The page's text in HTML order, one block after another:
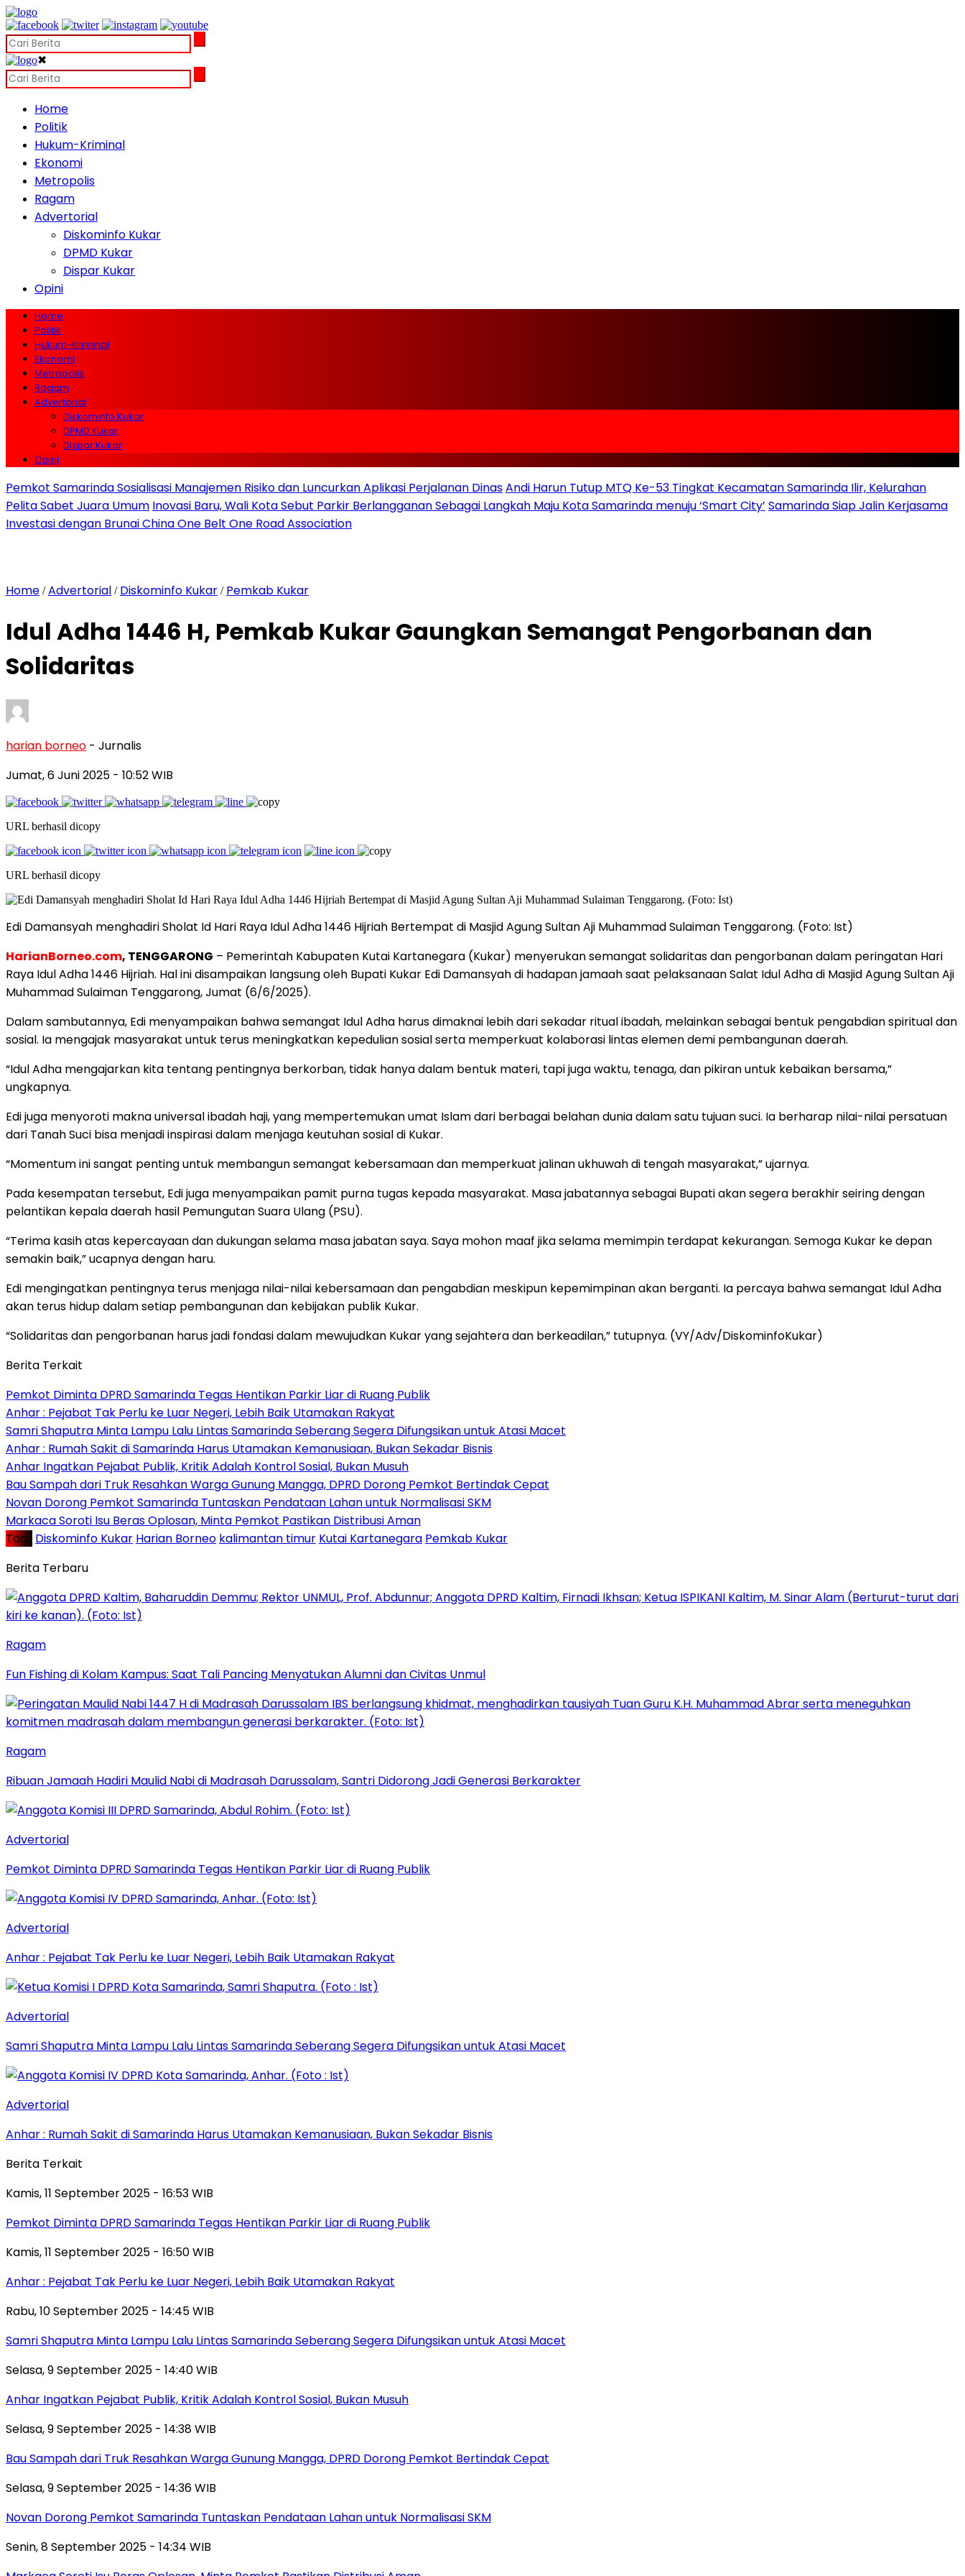
✖
Home
Politik
Hukum-Kriminal
Ekonomi
Metropolis
Ragam
Advertorial
Diskominfo Kukar
DPMD Kukar
Dispar Kukar
Opini
Home
Politik
Hukum-Kriminal
Ekonomi
Metropolis
Ragam
Advertorial
Diskominfo Kukar
DPMD Kukar
Dispar Kukar
Opini
Pemkot Samarinda Sosialisasi Manajemen Risiko dan Luncurkan Aplikasi Perjalanan DinasAndi Harun Tutup MTQ Ke-53 Tingkat Kecamatan Samarinda Ilir, Kelurahan
Pelita Sabet Juara Umum Inovasi Baru, Wali Kota Sebut Parkir Berlangganan Sebagai Langkah Maju Kota Samarinda menuju ‘Smart City’ Samarinda Siap Jalin Kerjasama
Investasi dengan Brunai China One Belt One Road Association
Home /Advertorial / Diskominfo Kukar / Pemkab Kukar
Idul Adha 1446 H, Pemkab Kukar Gaungkan Semangat Pengorbanan dan
Solidaritas
harian borneo - Jurnalis
Jumat, 6 Juni 2025 - 10:52 WIB
URL berhasil dicopy
URL berhasil dicopy
Edi Damansyah menghadiri Sholat Id Hari Raya Idul Adha 1446 Hijriah Bertempat di Masjid Agung Sultan Aji Muhammad Sulaiman Tenggarong. (Foto: Ist)
HarianBorneo.com, TENGGARONG – Pemerintah Kabupaten Kutai Kartanegara (Kukar) menyerukan semangat solidaritas dan pengorbanan dalam peringatan Hari
Raya Idul Adha 1446 Hijriah. Hal ini disampaikan langsung oleh Bupati Kukar Edi Damansyah di hadapan jamaah saat pelaksanaan Salat Idul Adha di Masjid Agung Sultan Aji
Muhammad Sulaiman Tenggarong, Jumat (6/6/2025).
Dalam sambutannya, Edi menyampaikan bahwa semangat Idul Adha harus dimaknai lebih dari sekadar ritual ibadah, melainkan sebagai bentuk pengabdian spiritual dan
sosial. Ia mengajak masyarakat untuk terus meningkatkan kepedulian sosial serta memperkuat kolaborasi lintas elemen demi pembangunan daerah.
“Idul Adha mengajarkan kita tentang pentingnya berkorban, tidak hanya dalam bentuk materi, tapi juga waktu, tenaga, dan pikiran untuk kebaikan bersama,”
ungkapnya.
Edi juga menyoroti makna universal ibadah haji, yang mempertemukan umat Islam dari berbagai belahan dunia dalam satu tujuan suci. Ia berharap nilai-nilai persatuan
dari Tanah Suci bisa menjadi inspirasi dalam menjaga keutuhan sosial di Kukar.
“Momentum ini sangat penting untuk membangun semangat kebersamaan dan memperkuat jalinan ukhuwah di tengah masyarakat,” ujarnya.
Pada kesempatan tersebut, Edi juga menyampaikan pamit purna tugas kepada masyarakat. Masa jabatannya sebagai Bupati akan segera berakhir seiring dengan
pelantikan kepala daerah hasil Pemungutan Suara Ulang (PSU).
“Terima kasih atas kepercayaan dan dukungan selama masa jabatan saya. Saya mohon maaf jika selama memimpin terdapat kekurangan. Semoga Kukar ke depan
semakin baik,” ucapnya dengan haru.
Edi mengingatkan pentingnya terus menjaga nilai-nilai kebersamaan dan pengabdian meskipun kepemimpinan akan berganti. Ia percaya bahwa semangat Idul Adha
akan terus hidup dalam setiap pembangunan dan kebijakan publik Kukar.
“Solidaritas dan pengorbanan harus jadi fondasi dalam mewujudkan Kukar yang sejahtera dan berkeadilan,” tutupnya. (VY/Adv/DiskominfoKukar)
Berita Terkait
Pemkot Diminta DPRD Samarinda Tegas Hentikan Parkir Liar di Ruang Publik
Anhar : Pejabat Tak Perlu ke Luar Negeri, Lebih Baik Utamakan Rakyat
Samri Shaputra Minta Lampu Lalu Lintas Samarinda Seberang Segera Difungsikan untuk Atasi Macet
Anhar : Rumah Sakit di Samarinda Harus Utamakan Kemanusiaan, Bukan Sekadar Bisnis
Anhar Ingatkan Pejabat Publik, Kritik Adalah Kontrol Sosial, Bukan Musuh
Bau Sampah dari Truk Resahkan Warga Gunung Mangga, DPRD Dorong Pemkot Bertindak Cepat
Novan Dorong Pemkot Samarinda Tuntaskan Pendataan Lahan untuk Normalisasi SKM
Markaca Soroti Isu Beras Oplosan, Minta Pemkot Pastikan Distribusi Aman
Tag : Diskominfo Kukar Harian Borneo kalimantan timur Kutai Kartanegara Pemkab Kukar
Berita Terbaru
Ragam
Fun Fishing di Kolam Kampus: Saat Tali Pancing Menyatukan Alumni dan Civitas Unmul
Ragam
Ribuan Jamaah Hadiri Maulid Nabi di Madrasah Darussalam, Santri Didorong Jadi Generasi Berkarakter
Advertorial
Pemkot Diminta DPRD Samarinda Tegas Hentikan Parkir Liar di Ruang Publik
Advertorial
Anhar : Pejabat Tak Perlu ke Luar Negeri, Lebih Baik Utamakan Rakyat
Advertorial
Samri Shaputra Minta Lampu Lalu Lintas Samarinda Seberang Segera Difungsikan untuk Atasi Macet
Advertorial
Anhar : Rumah Sakit di Samarinda Harus Utamakan Kemanusiaan, Bukan Sekadar Bisnis
Berita Terkait
Kamis, 11 September 2025 - 16:53 WIB
Pemkot Diminta DPRD Samarinda Tegas Hentikan Parkir Liar di Ruang Publik
Kamis, 11 September 2025 - 16:50 WIB
Anhar : Pejabat Tak Perlu ke Luar Negeri, Lebih Baik Utamakan Rakyat
Rabu, 10 September 2025 - 14:45 WIB
Samri Shaputra Minta Lampu Lalu Lintas Samarinda Seberang Segera Difungsikan untuk Atasi Macet
Selasa, 9 September 2025 - 14:40 WIB
Anhar Ingatkan Pejabat Publik, Kritik Adalah Kontrol Sosial, Bukan Musuh
Selasa, 9 September 2025 - 14:38 WIB
Bau Sampah dari Truk Resahkan Warga Gunung Mangga, DPRD Dorong Pemkot Bertindak Cepat
Selasa, 9 September 2025 - 14:36 WIB
Novan Dorong Pemkot Samarinda Tuntaskan Pendataan Lahan untuk Normalisasi SKM
Senin, 8 September 2025 - 14:34 WIB